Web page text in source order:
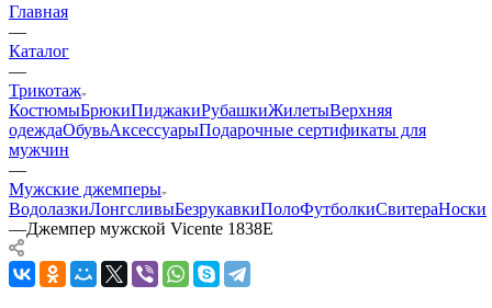
Главная
—
Каталог
—
Трикотаж
КостюмыБрюкиПиджакиРубашкиЖилетыВерхняя
одеждаОбувьАксессуарыПодарочные сертификаты для
мужчин
—
Мужские джемперы
ВодолазкиЛонгсливыБезрукавкиПолоФутболкиСвитераНоски
—Джемпер мужской Vicente 1838E